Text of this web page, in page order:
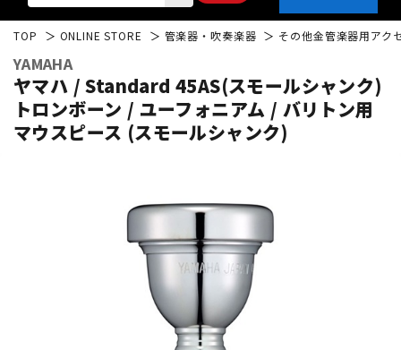
エレキギター アコギ/エレアコ
ウクレレ
TOP ONLINE STORE 管楽器・吹奏楽器 その他金管楽器用アク
YAMAHA
ヤマハ / Standard 45AS(スモールシャンク)
トロンボーン / ユーフォニアム / バリトン用
マウスピース (スモールシャンク)